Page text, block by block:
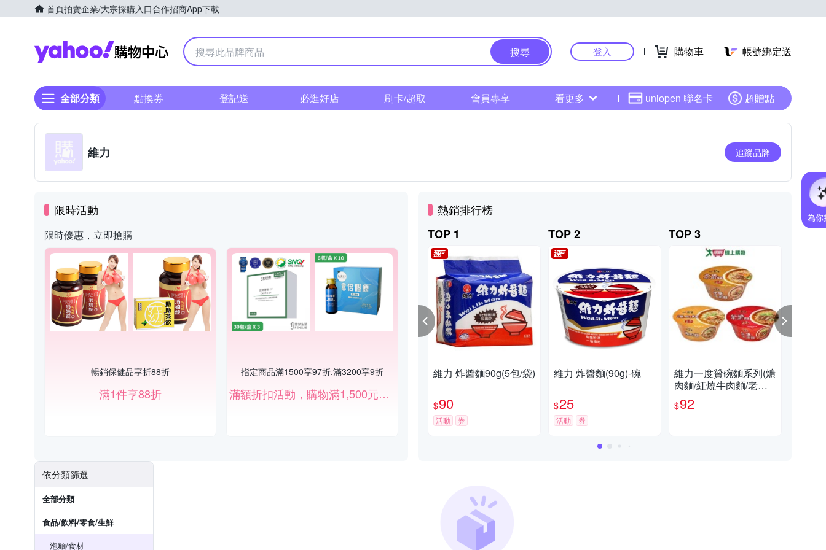
首頁拍賣企業/大宗採購入口合作招商App下載
Yahoo購物中心
搜尋 登入 購物車 帳號綁定送
全部分類 點換券 登記送 必逛好店 刷卡/超取 會員專享 看更多 uniopen 聯名卡 超贈點
維力 追蹤品牌
限時活動
限時優惠，立即搶購
暢銷保健品享折88折
滿1件享88折
指定商品滿1500享97折,滿3200享9折
滿額折扣活動，購物滿1,500元打97折、滿3,200元打9折。
熱銷排行榜
TOP 1
維力 炸醬麵90g(5包/袋)
$90
活動 券
TOP 2
維力 炸醬麵(90g)-碗
$25
活動 券
TOP 3
維力一度贊碗麵系列(爌
肉麵/紅燒牛肉麵/老甕
牛肉麵)(2碗/組)【愛
買】
$92
依分類篩選
全部分類
食品/飲料/零食/生鮮
泡麵/食材